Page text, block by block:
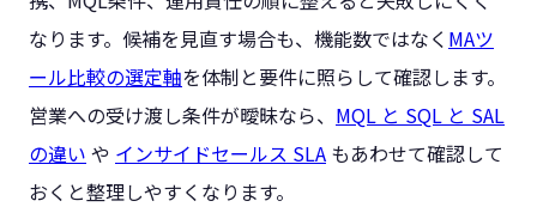
なります。候補を見直す場合も、機能数ではなく MAツ
ール比較の選定軸を体制と要件に照らして確認します。
営業への受け渡し条件が曖昧なら、 MQL と SQL と SAL
の違い や インサイドセールス SLA もあわせて確認して
おくと整理しやすくなります。